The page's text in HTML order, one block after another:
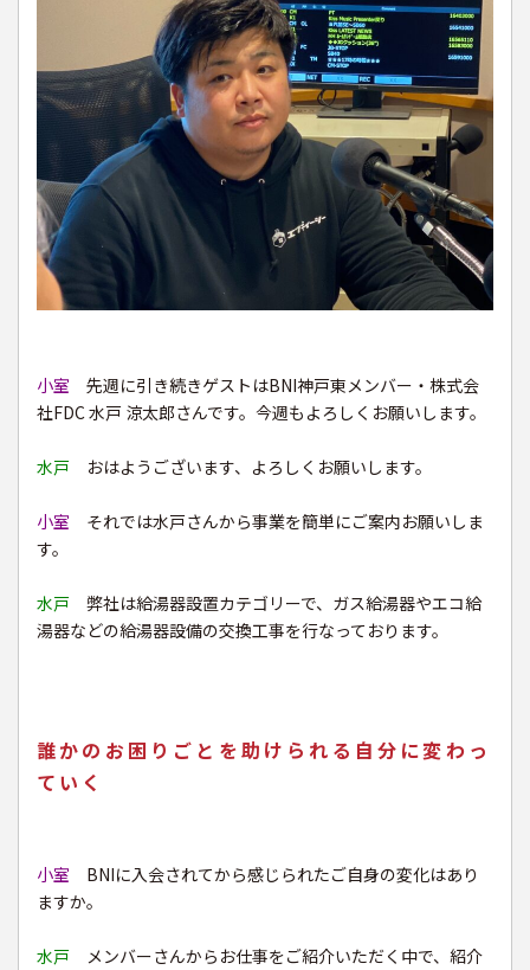
小室 先週に引き続きゲストはBNI神戸東メンバー・株式会
社FDC 水戸 涼太郎さんです。今週もよろしくお願いします。
水戸 おはようございます、よろしくお願いします。
小室 それでは水戸さんから事業を簡単にご案内お願いしま
す。
水戸 弊社は給湯器設置カテゴリーで、ガス給湯器やエコ給
湯器などの給湯器設備の交換工事を行なっております。
誰かのお困りごとを助けられる自分に変わっ
ていく
小室 BNIに入会されてから感じられたご自身の変化はあり
ますか。
水戸 メンバーさんからお仕事をご紹介いただく中で、紹介